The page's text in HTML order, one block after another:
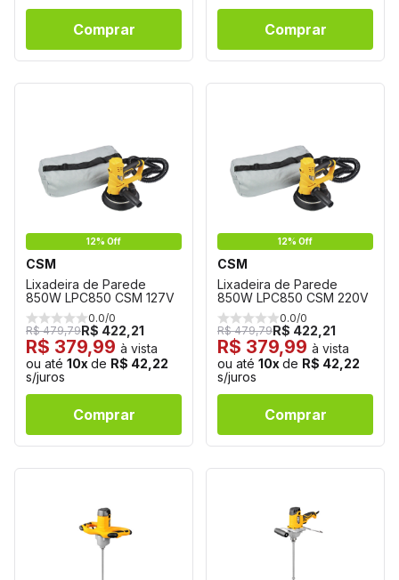
Comprar Comprar
12% Off
CSM
Lixadeira de Parede
850W LPC850 CSM 127V
0.0/0
R$ 479,79R$ 422,21
R$ 379,99 à vista
ou até 10x de R$ 42,22
s/juros
Comprar
12% Off
CSM
Lixadeira de Parede
850W LPC850 CSM 220V
0.0/0
R$ 479,79R$ 422,21
R$ 379,99 à vista
ou até 10x de R$ 42,22
s/juros
Comprar